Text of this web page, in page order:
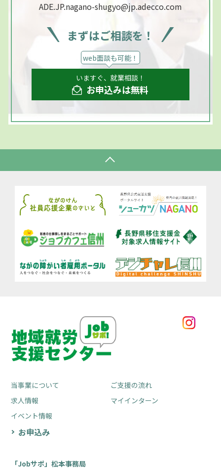
ADE.JP.nagano-shugyo@jp.adecco.com
まずはご相談を！
web面談も可能！
いますぐ、就業相談！
お申込みは無料
当事業について
ご支援の流れ
求人情報
マイインターン
イベント情報
お申込み
「Jobサポ」松本事務局